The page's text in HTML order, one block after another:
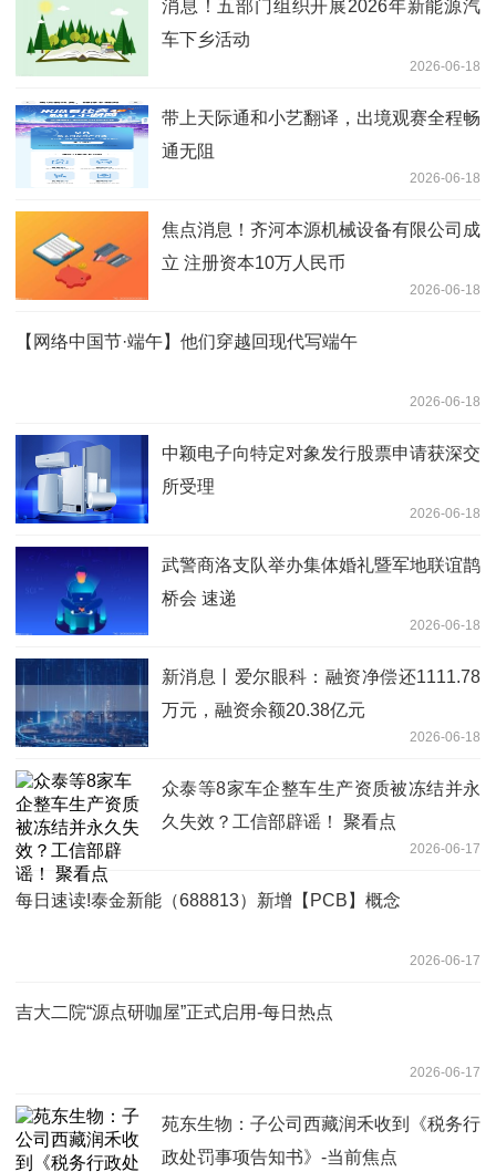
消息！五部门组织开展2026年新能源汽
车下乡活动
2026-06-18
带上天际通和小艺翻译，出境观赛全程畅
通无阻
2026-06-18
焦点消息！齐河本源机械设备有限公司成
立 注册资本10万人民币
2026-06-18
【网络中国节·端午】他们穿越回现代写端午
2026-06-18
中颖电子向特定对象发行股票申请获深交
所受理
2026-06-18
武警商洛支队举办集体婚礼暨军地联谊鹊
桥会 速递
2026-06-18
新消息丨爱尔眼科：融资净偿还1111.78
万元，融资余额20.38亿元
2026-06-18
众泰等8家车企整车生产资质被冻结并永
久失效？工信部辟谣！ 聚看点
2026-06-17
每日速读!泰金新能（688813）新增【PCB】概念
2026-06-17
吉大二院“源点研咖屋”正式启用-每日热点
2026-06-17
苑东生物：子公司西藏润禾收到《税务行
政处罚事项告知书》-当前焦点